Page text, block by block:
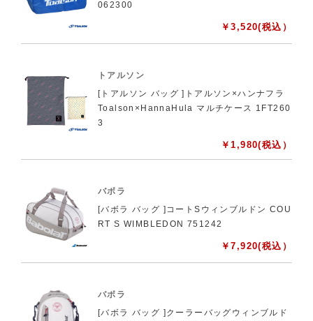
062300
￥3,520(税込）
トアルソン
[トアルソン バッグ ]トアルソン×ハンナフラ
Toalson×HannaHula マルチケース 1FT260
3
￥1,980(税込）
バボラ
[バボラ バッグ ]コートSウィンブルドン COU
RT S WIMBLEDON 751242
￥7,920(税込）
バボラ
[バボラ バッグ ]クーラーバッグウィンブルド